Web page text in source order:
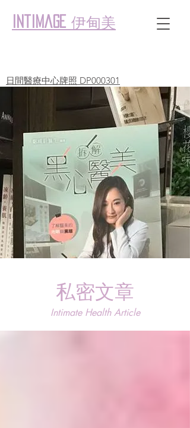
intimage 伊甸美
日間醫療中心牌照 DP000301
私密文章
Intimate Health Article